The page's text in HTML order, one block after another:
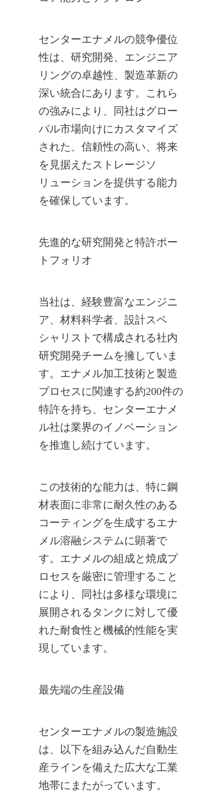
センターエナメルの競争優位
性は、研究開発、エンジニア
リングの卓越性、製造革新の
深い統合にあります。これら
の強みにより、同社はグロー
バル市場向けにカスタマイズ
された、信頼性の高い、将来
を見据えたストレージソ
リューションを提供する能力
を確保しています。
先進的な研究開発と特許ポー
トフォリオ
当社は、経験豊富なエンジニ
ア、材料科学者、設計スペ
シャリストで構成される社内
研究開発チームを擁していま
す。エナメル加工技術と製造
プロセスに関連する約200件の
特許を持ち、センターエナメ
ル社は業界のイノベーション
を推進し続けています。
この技術的な能力は、特に鋼
材表面に非常に耐久性のある
コーティングを生成するエナ
メル溶融システムに顕著で
す。エナメルの組成と焼成プ
ロセスを厳密に管理すること
により、同社は多様な環境に
展開されるタンクに対して優
れた耐食性と機械的性能を実
現しています。
最先端の生産設備
センターエナメルの製造施設
は、以下を組み込んだ自動生
産ラインを備えた広大な工業
地帯にまたがっています。